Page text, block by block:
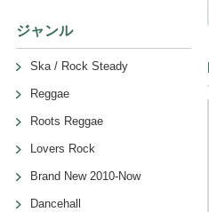
ジャンル
Ska / Rock Steady
Reggae
Roots Reggae
Lovers Rock
Brand New 2010-Now
Dancehall